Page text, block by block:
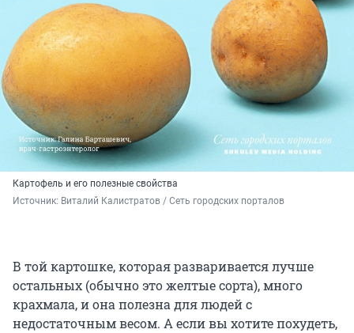
Картофель и его полезные свойства
Источник: Виталий Калистратов / Сеть городских порталов
В той картошке, которая разваривается лучше
остальных (обычно это желтые сорта), много
крахмала, и она полезна для людей с
недостаточным весом. А если вы хотите похудеть,